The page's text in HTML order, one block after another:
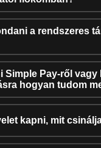
a rendszeres
Simple Pay-ről
hogyan tudom
kapni, mit